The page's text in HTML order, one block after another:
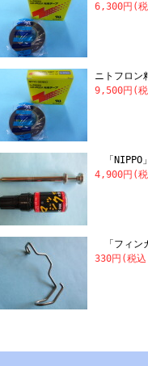
6,300円(
ニトフロ
9,500円(
「NIPPO
4,900円(
「フィ
330円(税